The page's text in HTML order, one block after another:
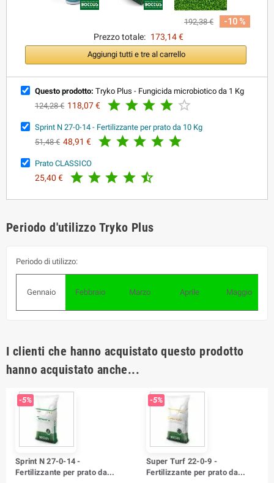
192,38 €
-10 %
Prezzo totale: 173,14 €
Aggiungi tutti e tre al carrello
Questo prodotto: Tryko Plus - Fungicida microbiotico da 1 Kg
124,28 € 118,07 €     
Sprint N 27-0-14 - Fertilizzante per prato da 10 Kg
51,48 € 48,91 €     
Prato CLASSICO
25,40 €     
Periodo d'utilizzo Tryko Plus
Periodo di utilizzo:
Gennaio Febbraio Marzo Aprile Maggio
I clienti che hanno acquistato questo prodotto
hanno acquistato anche...
-5%
Sprint N 27-0-14 -
Fertilizzante per prato da...
-5%
Super Turf 22-0-9 -
Fertilizzante per prato da...